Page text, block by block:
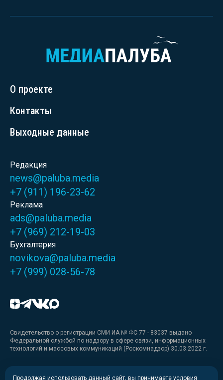
О проекте
Контакты
Выходные данные
Редакция
news@paluba.media
+7 (911) 196-23-62
Реклама
ads@paluba.media
+7 (969) 212-19-03
Бухгалтерия
novikova@paluba.media
+7 (999) 028-56-78
Свидетельство о регистрации СМИ ИА № ФС 77 - 83037 выдано
Федеральной службой по надзору в сфере связи, информационных
технологий и массовых коммуникаций (Роскомнадзор) 30.03.2022 г.
Медиакит
Продолжая использовать данный сайт, вы принимаете условия